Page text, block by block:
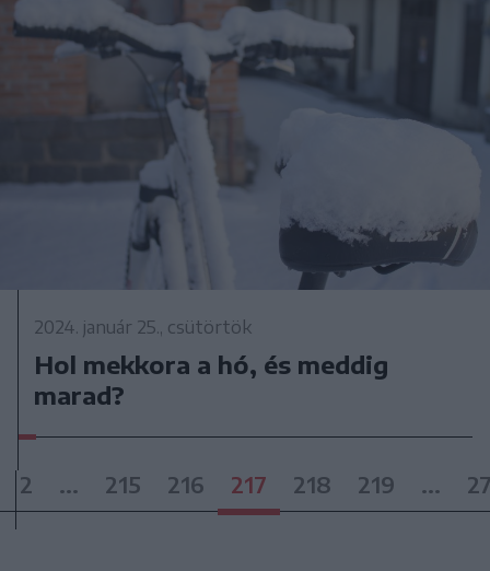
2024. január 25., csütörtök
Hol mekkora a hó, és meddig
marad?
2 ... 215 216 217 218 219 ...